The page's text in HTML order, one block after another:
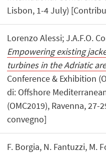
Lisbon, 1-4 July)
Lorenzo Alessi; J.A.F.O.
Empowering existing
turbines in the Adriatic
Conference & Exhibition
di: Offshore
(OMC2019), Ravenna,
convegno]
F. Borgia, N. Fantuzzi, M.